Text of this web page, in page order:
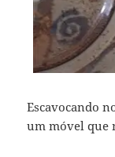
Escavocando
um móvel que